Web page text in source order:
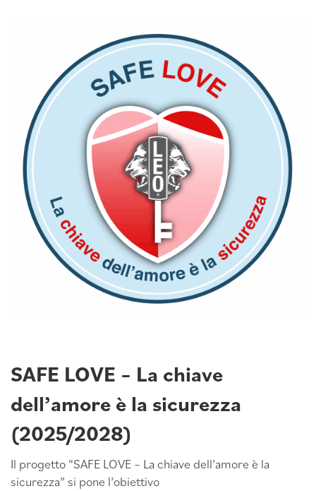
SAFE LOVE – La chiave
dell’amore è la sicurezza
(2025/2028)
Il progetto “SAFE LOVE – La chiave dell’amore è la
sicurezza” si pone l’obiettivo